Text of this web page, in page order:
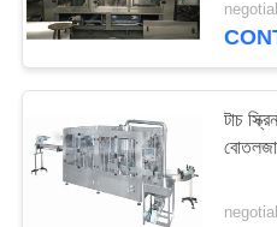
টাচ